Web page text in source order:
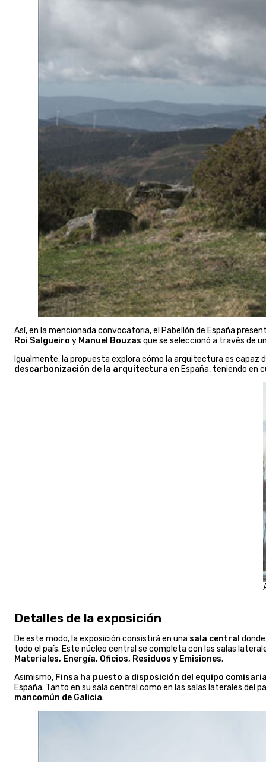
Así, en la mencionada convocatoria, el Pabellón de España
Roi Salgueiro y Manuel Bouzas que se seleccionó a través de
Igualmente, la propuesta explora cómo la arquitectura es capaz
descarbonización de la arquitectura en España, teniendo en
Detalles de la exposición
De este modo, la exposición consistirá en una sala central
todo el país. Este núcleo central se completa con las salas
Materiales, Energía, Oficios, Residuos y Emisiones.
Asimismo, Finsa ha puesto a disposición del equipo
España. Tanto en su sala central como en las salas laterales del
mancomún de Galicia.